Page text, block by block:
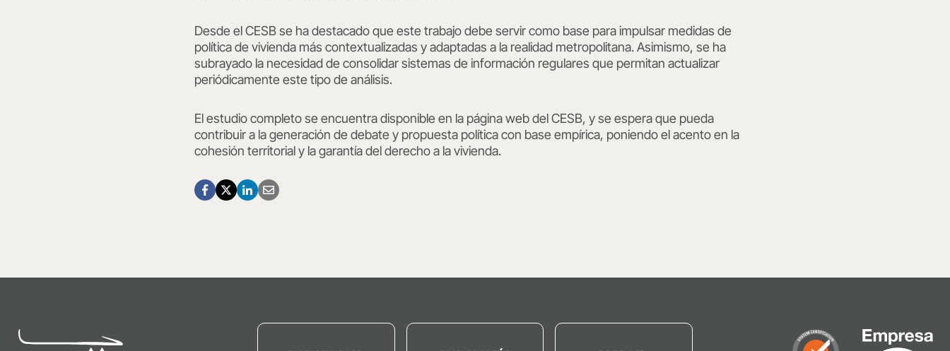
Desde el CESB se ha destacado que este trabajo debe servir como base para impulsar medidas de
política de vivienda más contextualizadas y adaptadas a la realidad metropolitana. Asimismo, se ha
subrayado la necesidad de consolidar sistemas de información regulares que permitan actualizar
periódicamente este tipo de análisis.
El estudio completo se encuentra disponible en la página web del CESB, y se espera que pueda
contribuir a la generación de debate y propuesta política con base empírica, poniendo el acento en la
cohesión territorial y la garantía del derecho a la vivienda.